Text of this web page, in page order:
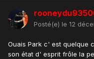
Posté(e) le 12
Ouais Park c' est quelque
son état d' esprit frôle la